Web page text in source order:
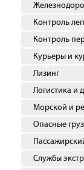
Контроль
Контроль
Курьеры и
Лизинг
Логистика и
Морской и
Опасные
Службы